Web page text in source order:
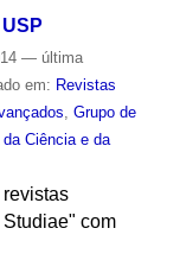
— última
em: Revistas
Grupo de
Ciência e da
revistas
com